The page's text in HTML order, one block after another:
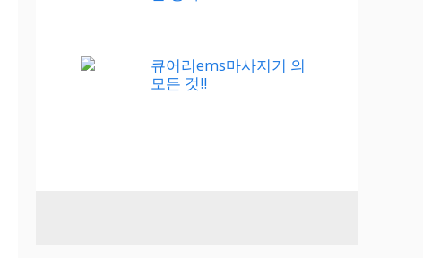
큐어리ems마사지기 의
모든 것!!